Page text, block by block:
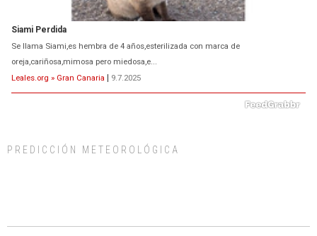
Siami Perdida
Se llama Siami,es hembra de 4 años,esterilizada con marca de
oreja,cariñosa,mimosa pero miedosa,e...
Leales.org » Gran Canaria | 9.7.2025
días, ella incluida...
PREDICCIÓN METEOROLÓGICA